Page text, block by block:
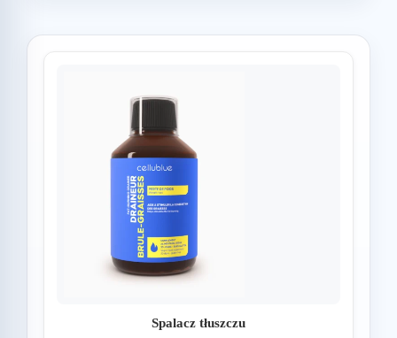
Spalacz tłuszczu